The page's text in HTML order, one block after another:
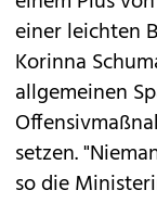
einer leichten
Korinna
allgemeinen
setzen.
so die